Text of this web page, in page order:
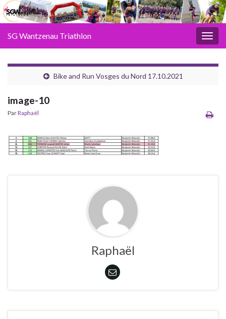
SG Wantzenau Triathlon
Bike and Run Vosges du Nord 17.10.2021
image-10
ParRaphaël
Raphaël